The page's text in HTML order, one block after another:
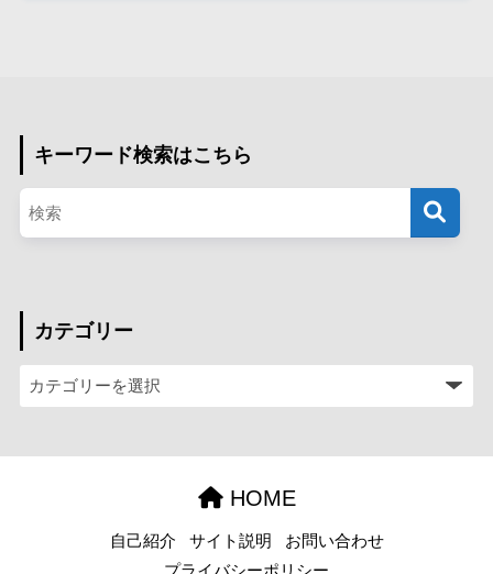
キーワード検索はこちら
カテゴリー
HOME
自己紹介 サイト説明
お問い合わせ